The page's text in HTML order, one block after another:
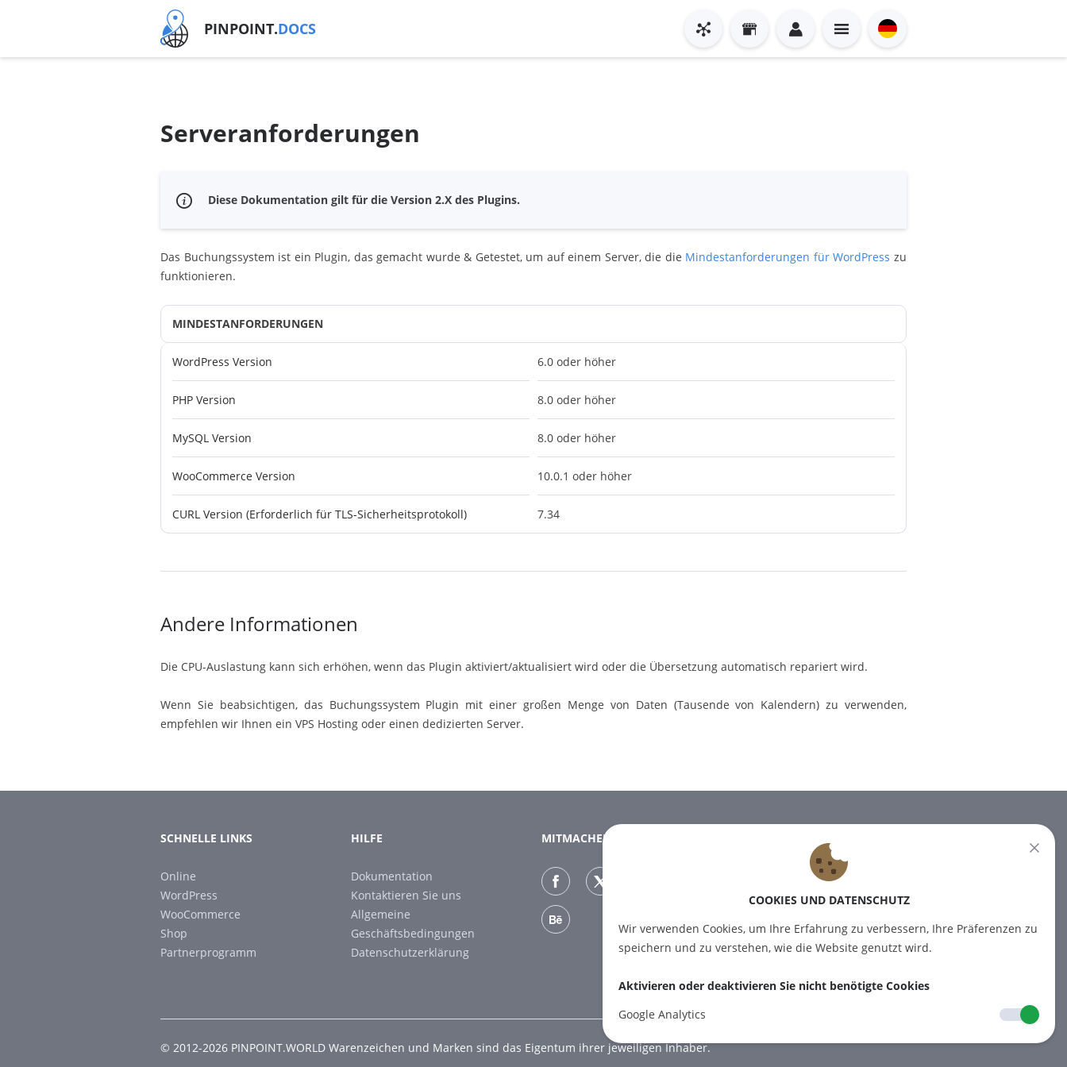
PINPOINT.DOCS
Serveranforderungen
Diese Dokumentation gilt für die Version 2.X des Plugins.
Das Buchungssystem ist ein Plugin, das gemacht wurde & Getestet, um auf einem Server, die die Mindestanforderungen für WordPress zu
funktionieren.
MINDESTANFORDERUNGEN
WordPress Version 6.0 oder höher
PHP Version 8.0 oder höher
MySQL Version 8.0 oder höher
WooCommerce Version 10.0.1 oder höher
CURL Version (Erforderlich für TLS-Sicherheitsprotokoll) 7.34
Andere Informationen
Die CPU-Auslastung kann sich erhöhen, wenn das Plugin aktiviert/aktualisiert wird oder die Übersetzung automatisch repariert wird.
Wenn Sie beabsichtigen, das Buchungssystem Plugin mit einer großen Menge von Daten (Tausende von Kalendern) zu verwenden,
empfehlen wir Ihnen ein VPS Hosting oder einen dedizierten Server.
SCHNELLE LINKS
Online
WordPress
WooCommerce
Shop
Partnerprogramm
HILFE
Dokumentation
Kontaktieren Sie uns
Allgemeine
Geschäftsbedingungen
Datenschutzerklärung
MITMACHEN
Melden Sie sich für unseren
Newsletter an, um die neuesten
© 2012-2026 PINPOINT.WORLD Warenzeichen und Marken sind das Eigentum ihrer jeweiligen Inhaber.
COOKIES UND DATENSCHUTZ
Wir verwenden Cookies, um Ihre Erfahrung zu verbessern, Ihre Präferenzen zu
speichern und zu verstehen, wie die Website genutzt wird.
Aktivieren oder deaktivieren Sie nicht benötigte Cookies
Google Analytics